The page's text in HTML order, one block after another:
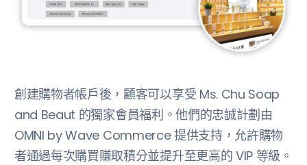
創建購物者帳戶後，顧客可以享受 Ms. Chu Soap
and Beaut 的獨家會員福利。他們的忠誠計劃由
OMNI by Wave Commerce 提供支持，允許購物
者通過每次購買賺取積分並提升至更高的 VIP 等級。